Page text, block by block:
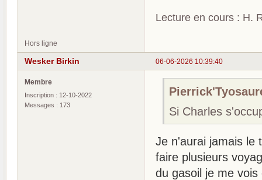
Lecture en cours : H.
Hors ligne
06-06-2026 10:39:40
Wesker Birkin
Membre
Inscription : 12-10-2022
Messages : 173
Si Charles
Je n'aurai jamais le
faire plusieurs
du gasoil je me